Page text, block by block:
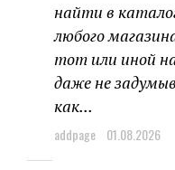
найти в
любого
тот или иной
даже не
как...
addpage 01.08.2026